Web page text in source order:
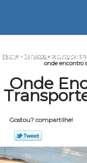
HOME
Home » Serviços » serviço de
onde encontro
Onde
Gostou? compartilhe!